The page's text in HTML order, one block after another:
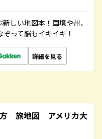
しい地図本！国境や州、
って脳もイキイキ！
詳細を見る
方 旅地図 アメリカ大